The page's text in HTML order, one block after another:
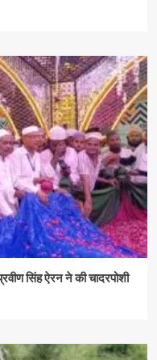
सिंह ऐरन ने की चादरपोशी